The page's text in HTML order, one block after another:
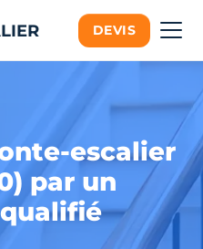
DEVIS
escalier
par un